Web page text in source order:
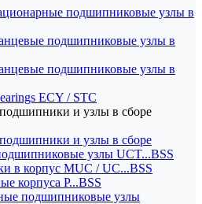
подшипниковые узлы в
подшипниковые узлы в
подшипниковые узлы в
ECY / STC
и узлы в сборе
и узлы в сборе
узлы UCT...BSS
в корпус MUC / UC...BSS
корпуса P...BSS
подшипниковые узлы